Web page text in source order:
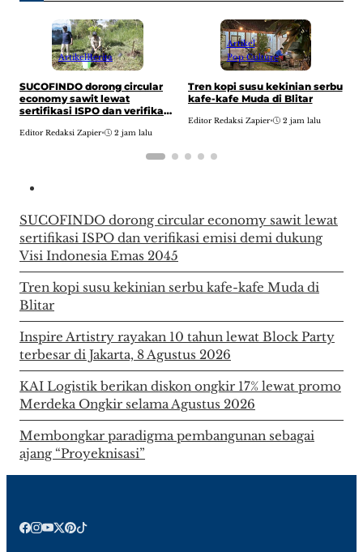
ArtikelBerita
SUCOFINDO dorong circular
economy sawit lewat
sertifikasi ISPO dan verifikasi
Indonesia Emas 2045
Editor Redaksi Zapier• 2 jam lalu
Artikel
Pop Culture
Tren kopi susu kekinian serbu
kafe-kafe Muda di Blitar
Editor Redaksi Zapier• 2 jam lalu
SUCOFINDO dorong circular economy sawit lewat
sertifikasi ISPO dan verifikasi emisi demi dukung
Visi Indonesia Emas 2045
Tren kopi susu kekinian serbu kafe-kafe Muda di
Blitar
Inspire Artistry rayakan 10 tahun lewat Block Party
terbesar di Jakarta, 8 Agustus 2026
KAI Logistik berikan diskon ongkir 17% lewat promo
Merdeka Ongkir selama Agustus 2026
Membongkar paradigma pembangunan sebagai
ajang “Proyeknisasi”